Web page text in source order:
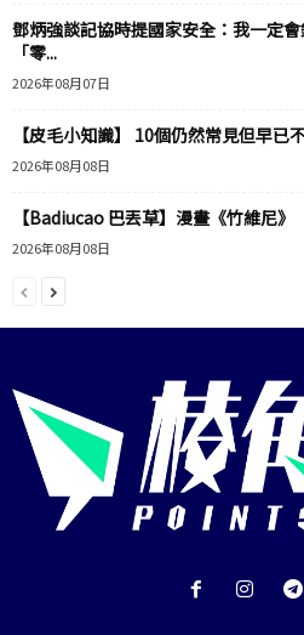
鄧炳強談記協時提國家安全：我一定
「零...
2026年08月07日
【皮毛小知識】 10個仍然常見但早已
2026年08月08日
【Badiucao 巴丟草】漫畫《竹維尼》
2026年08月08日